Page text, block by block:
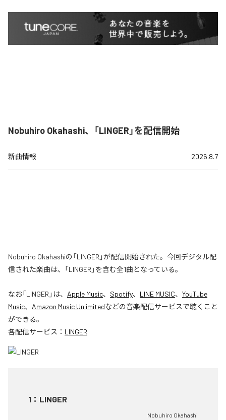
Nobuhiro Okahashi、「LINGER」を配信開始
新曲情報 2026.8.7
Nobuhiro Okahashiの「LINGER」が配信開始された。今回デジタル配
信された楽曲は、「LINGER」を含む全1曲となっている。
なお「LINGER 」は、 Apple Music、 Spotify、 LINE MUSIC、 YouTube
Music、 Amazon Music Unlimitedなどの音楽配信サービスで聴くこと
ができる。
各配信サービス： LINGER
1 ： LINGER
Nobuhiro Okahashi